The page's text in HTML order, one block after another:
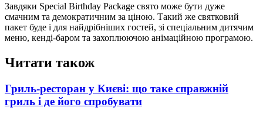
Завдяки Special Birthday Package свято може бути дуже
смачним та демократичним за ціною. Такий же святковий
пакет буде і для найдрібніших гостей, зі спеціальним дитячим
меню, кенді-баром та захоплюючою анімаційною програмою.
Читати також
Гриль-ресторан у Києві: що таке справжній
гриль і де його спробувати